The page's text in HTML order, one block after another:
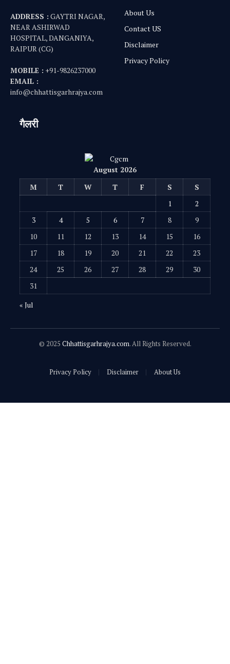
ADDRESS : GAYTRI NAGAR,
NEAR ASHIRWAD
HOSPITAL, DANGANIYA,
RAIPUR (CG)
MOBILE : +91-9826237000
EMAIL :
info@chhattisgarhrajya.com
About Us
Contact US
Disclaimer
Privacy Policy
गैलरी
August 2026
M
T W T F S
S
1
2
3
4 5 6 7 8
9
10
11 12 13 14 15
16
17
18 19 20 21 22
23
24
25 26 27 28 29
30
31
« Jul
© 2025 Chhattisgarhrajya.com. All Rights Reserved.
Privacy Policy Disclaimer About Us